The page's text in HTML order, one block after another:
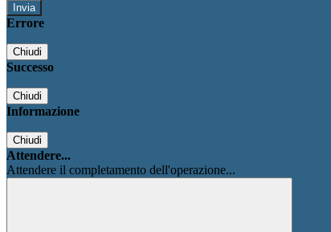
Errore
Chiudi
Successo
Chiudi
Informazione
Chiudi
Attendere...
Attendere il completamento dell'operazione...